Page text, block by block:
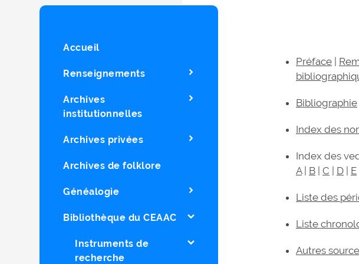
Accueil
Renseignements
Archives
institutionnelles
Archives privées
Archives de folklore
Généalogie
Bibliothèque du CEAAC
Instruments de
recherche
Préface |
Bibliographie
Index des
Index des
A| B |C | D | E
Liste des
Liste
Autres